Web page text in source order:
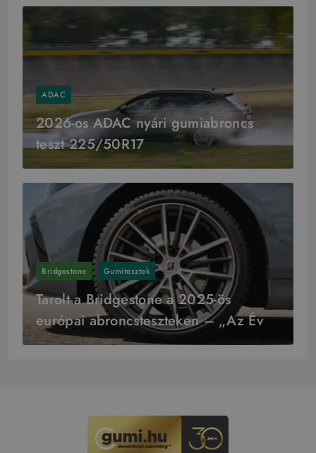
ADAC
2026-os ADAC nyári gumiabroncs
teszt 225/50R17
Bridgestone Gumitesztek
Tarolt a Bridgestone a 2025-ös
európai abroncsteszteken – „Az Év
Gyártója” cím is az övék